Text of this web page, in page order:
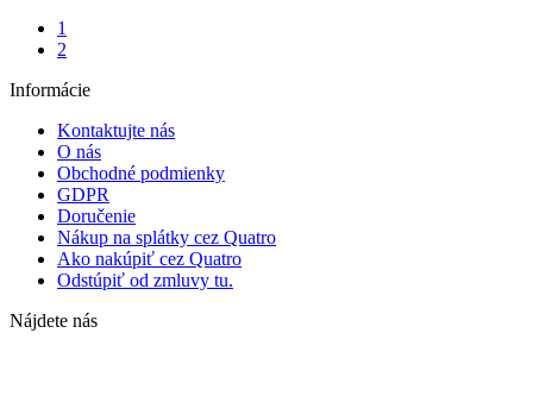
1
2
Informácie
Kontaktujte nás
O nás
Obchodné podmienky
GDPR
Doručenie
Nákup na splátky cez Quatro
Ako nakúpiť cez Quatro
Odstúpiť od zmluvy tu.
Nájdete nás